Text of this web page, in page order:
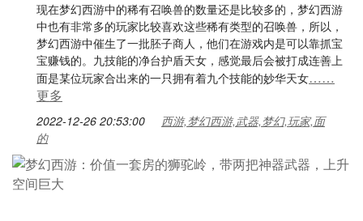
现在梦幻西游中的稀有召唤兽的数量还是比较多的，梦幻西游
中也有非常多的玩家比较喜欢这些稀有类型的召唤兽，所以，
梦幻西游中催生了一批胚子商人，他们在游戏内是可以靠抓宝
宝赚钱的。九技能的净台护盾天女，感觉最后会被打成连善上
面是某位玩家合出来的一只拥有着九个技能的妙华天女……
更多
2022-12-26 20:53:00
西游,梦幻西游,武器,梦幻,玩家,面
的